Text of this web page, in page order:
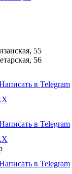
55
56
в Telegram
в Telegram
в Telegram